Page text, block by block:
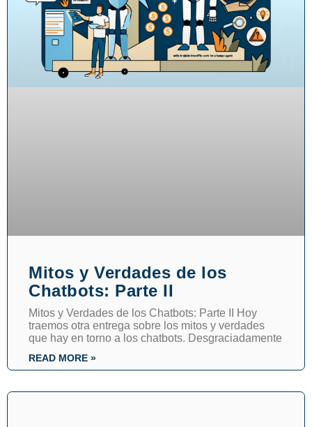
Mitos y Verdades de los
Chatbots: Parte II
Mitos y Verdades de los Chatbots: Parte II Hoy
traemos otra entrega sobre los mitos y verdades
que hay en torno a los chatbots. Desgraciadamente
READ MORE »